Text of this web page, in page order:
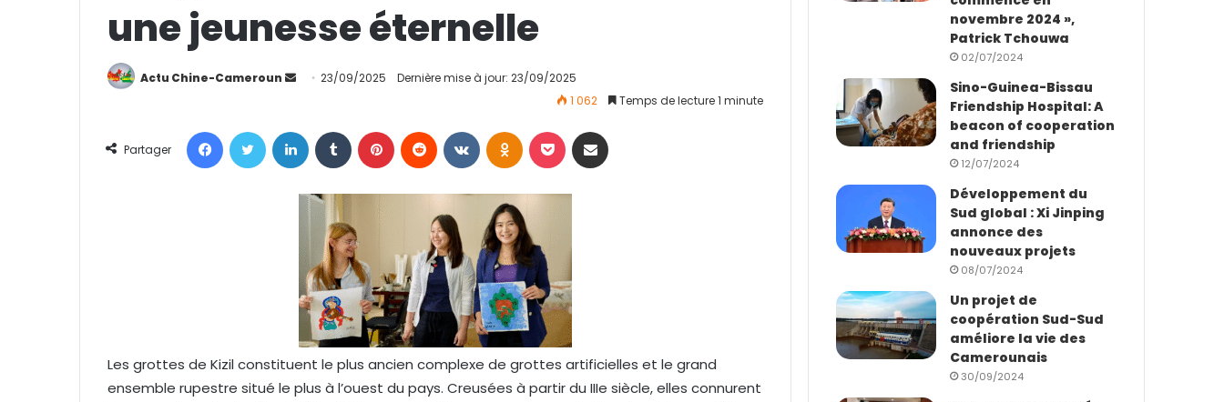
une jeunesse éternelle
Actu Chine-Cameroun
y
n
c
o
u
r
r
i
23/09/2025
Dernière mise à jour: 23/09/2025
1 062
Temps de lecture 1 minute
Partager
Les grottes de Kizil constituent le plus ancien complexe de grottes artificielles et le grand
ensemble rupestre situé le plus à l’ouest du pays. Creusées à partir du IIIe siècle, elles connurent
novembre 2024 »,
Patrick Tchouwa
02/07/2024
Sino-Guinea-Bissau
Friendship Hospital: A
beacon of cooperation
and friendship
12/07/2024
Développement du
Sud global : Xi Jinping
annonce des
nouveaux projets
08/07/2024
Un projet de
coopération Sud-Sud
améliore la vie des
Camerounais
30/09/2024